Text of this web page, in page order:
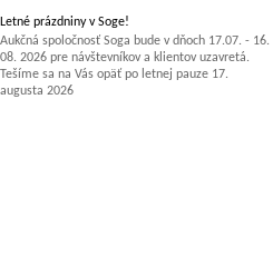
Letné prázdniny v Soge!
Aukčná spoločnosť Soga bude v dňoch 17.07. - 16.
08. 2026 pre návštevníkov a klientov uzavretá.
Tešíme sa na Vás opäť po letnej pauze 17.
augusta 2026